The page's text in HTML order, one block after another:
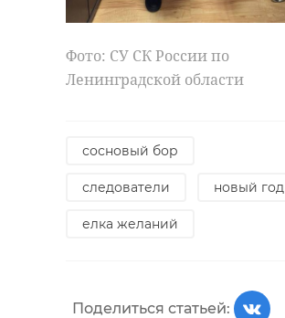
Фото: СУ СК России по
Ленинградской области
сосновый бор
следователи новый год
елка желаний
Поделиться статьей: